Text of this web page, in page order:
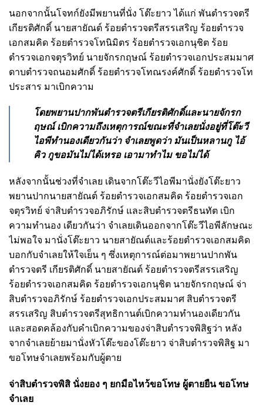
นอกจากนั้นโจทก์ยังมีพยานที่นั่ง โต๊ะยาว ได้แก่ พันตํารวจตรี
เกียรติศักดิ์ นายสายัณต์ ร้อยตํารวจตรีสรรเสริญ ร้อยตํารวจ
เอกสมคิด ร้อยตํารวจโทนิมิตร ร้อยตํารวจเอกนุชิต ร้อย
ตํารวจเอกจตุรวิทย์ นายจักรกฤษณ์ ร้อยตํารวจเอกประสมมาศ
ดาบตํารวจถนอมศักดิ์ ร้อยตํารวจโทณรงค์ศักดิ์ ร้อยตํารวจโท
ประสาร มาเบิกความ
โดยพยานปากพันตํารวจตรีเกียรติศักดิ์และนายจักรก
ฤษณ์ เบิกความถึงเหตุการณ์ขณะที่จําเลยนั่งอยู่ที่โต๊ะวี
ไอพีทํานองเดียวกันว่า จําเลยพูดว่า มันเป็นหลานกู ไอ้
คิว กูขอมันไม่ได้เหรอ เอามาทําไม ขอไม่ได้
หลังจากนั้นช่วงที่จําเลย เดินจากโต๊ะวีไอพีมานั่งยังโต๊ะยาว
พยานปากนายสายัณต์ ร้อยตํารวจเอกสมคิด ร้อยตํารวจเอก
จตุรวิทย์ จ่าสิบตํารวจอภิรักษ์ และสิบตํารวจตรีธนทัต เบิก
ความทํานอง เดียวกันว่า จําเลยเดินออกจากโต๊ะวีไอพีลักษณะ
ไม่พอใจ มานั่งโต๊ะยาว นายสายัณต์และร้อยตํารวจเอกสมคิด
บอกกับจําเลยให้ใจเย็น ๆ ซึ่งเหตุการณ์ต่อมาพยานปากพัน
ตํารวจตรี เกียรติศักดิ์ นายสายัณต์ ร้อยตํารวจตรีสรรเสริญ
ร้อยตํารวจเอกสมคิด ร้อยตํารวจเอกนุชิต นายจักรกฤษณ์ จ่า
สิบตํารวจอภิรักษ์ ร้อยตํารวจเอกประสมมาศ สิบตํารวจตรี
สรรเสริญ สิบตํารวจตรีสุทธิกานต์เบิกความทํานองเดียวกัน
และสอดคล้องกับคําเบิกความของจ่าสิบตํารวจพิสิฐว่า หลัง
จากจําเลยย้ายมานั่งหัวโต๊ะของโต๊ะยาว จ่าสิบตํารวจพิสิฐ มา
ขอโทษจําเลยพร้อมกับผู้ตาย
จ่าสิบตํารวจพิสิ นั่งยอง ๆ ยกมือไหว้ขอโทษ ผู้ตายยืน ขอโทษ
จําเลย